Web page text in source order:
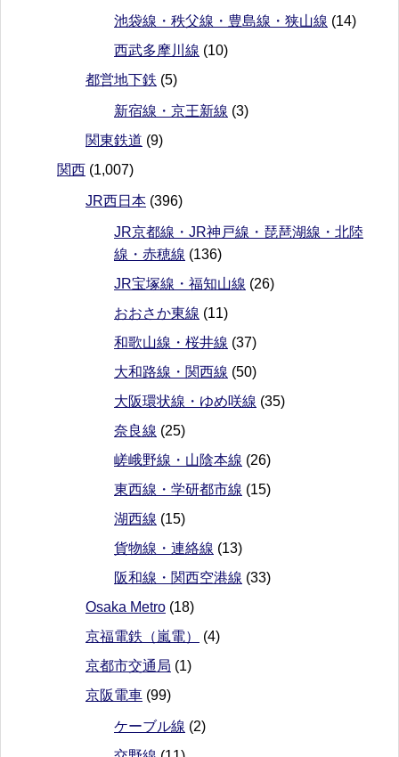
池袋線・秩父線・豊島線・狭山線 (14)
西武多摩川線 (10)
都営地下鉄 (5)
新宿線・京王新線 (3)
関東鉄道 (9)
関西 (1,007)
JR西日本 (396)
JR京都線・JR神戸線・琵琶湖線・北陸
線・赤穂線 (136)
JR宝塚線・福知山線 (26)
おおさか東線 (11)
和歌山線・桜井線 (37)
大和路線・関西線 (50)
大阪環状線・ゆめ咲線 (35)
奈良線 (25)
嵯峨野線・山陰本線 (26)
東西線・学研都市線 (15)
湖西線 (15)
貨物線・連絡線 (13)
阪和線・関西空港線 (33)
Osaka Metro (18)
京福電鉄（嵐電）
(4)
京都市交通局 (1)
京阪電車 (99)
ケーブル線 (2)